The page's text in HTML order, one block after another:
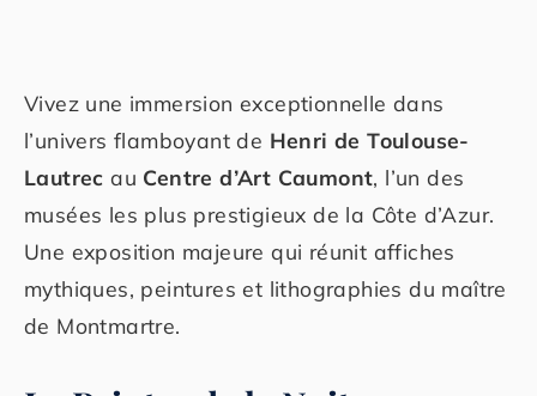
Vivez une immersion exceptionnelle dans
l’univers flamboyant de Henri de Toulouse-
Lautrec au Centre d’Art Caumont, l’un des
musées les plus prestigieux de la Côte d’Azur.
Une exposition majeure qui réunit affiches
mythiques, peintures et lithographies du maître
de Montmartre.